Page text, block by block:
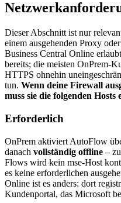
Dieser Abschnitt ist nur
einem ausgehenden Proxy
Business Central Online
bereits; die meisten OnPrem-
HTTPS ohnehin
tun. Wenn deine Firewall
muss sie die folgenden Hosts
Erforderlich
OnPrem aktiviert AutoFlow
danach vollständig offline –
Flows wird kein mse-Host
es keine erforderlichen
Online ist es anders: dort
Kundenportal, das Microsoft